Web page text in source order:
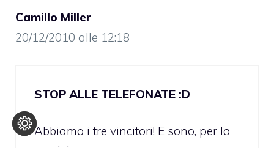
Camillo Miller
20/12/2010 alle 12:18
STOP ALLE TELEFONATE :D
Abbiamo i tre vincitori! E sono, per la